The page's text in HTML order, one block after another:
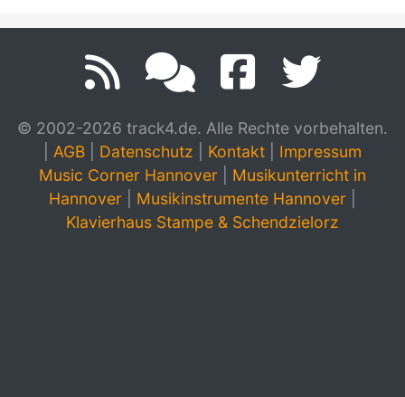
© 2002-2026 track4.de. Alle Rechte vorbehalten.
AGB Datenschutz Kontakt
Impressum
Music Corner Hannover
Musikunterricht in
Hannover
Musikinstrumente Hannover
Klavierhaus Stampe & Schendzielorz